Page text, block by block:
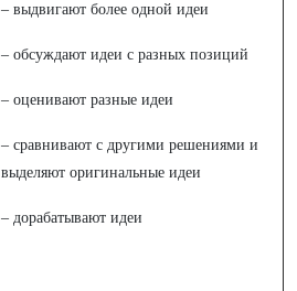
– выдвигают более одной идеи
– обсуждают идеи с разных позиций
– оценивают разные идеи
– сравнивают с другими решениями и
выделяют оригинальные идеи
– дорабатывают идеи